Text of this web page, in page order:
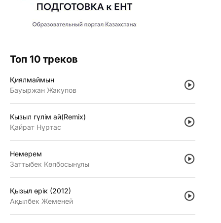
Топ 10 треков
Қиялмаймын
Бауыржан Жакупов
Кызыл гүлiм ай(Remix)
Қайрат Нұртас
Немерем
Заттыбек Көпбосынұлы
Қызыл өрiк (2012)
Ақылбек Жеменей